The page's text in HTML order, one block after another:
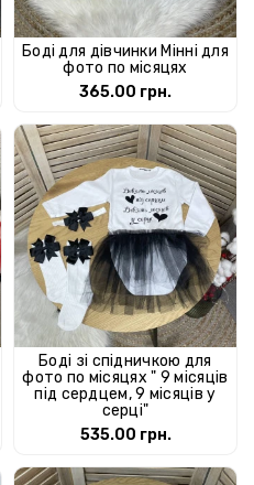
Боді для дівчинки Мінні для
фото по місяцях
365.00 грн.
Боді зі спідничкою для
фото по місяцях " 9 місяців
під сердцем, 9 місяців у
серці"
535.00 грн.